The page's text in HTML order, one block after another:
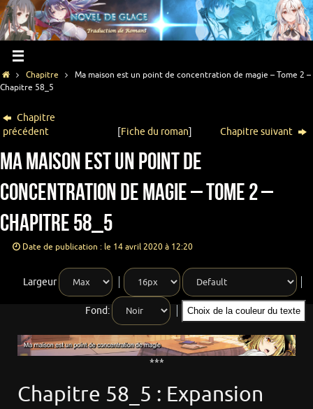
Chapitre
Ma maison est un point de concentration de magie – Tome 2 –
Chapitre 58_5
Chapitre
précédent
[Fiche du roman] Chapitre suivant
Ma maison est un point de
concentration de magie – Tome 2 –
Chapitre 58_5
Date de publication : le 14 avril 2020 à 12:20
Largeur
Fond: Choix de la couleur du texte
***
Chapitre 58_5 : Expansion